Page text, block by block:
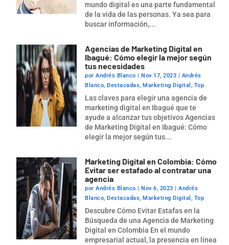
mundo digital es una parte fundamental
de la vida de las personas. Ya sea para
buscar información,...
Agencias de Marketing Digital en
Ibagué: Cómo elegir la mejor según
tus necesidades
porAndrés Blanco |Nov 17, 2023 | Andrés
Blanco,Destacadas,Marketing Digital , Top
Las claves para elegir una agencia de
marketing digital en Ibagué que te
ayude a alcanzar tus objetivos Agencias
de Marketing Digital en Ibagué: Cómo
elegir la mejor según tus...
Marketing Digital en Colombia: Cómo
Evitar ser estafado al contratar una
agencia
porAndrés Blanco |Nov 6, 2023 |Andrés
Blanco,Destacadas,Marketing Digital , Top
Descubre Cómo Evitar Estafas en la
Búsqueda de una Agencia de Marketing
Digital en Colombia En el mundo
empresarial actual, la presencia en línea